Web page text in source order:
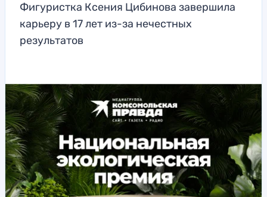
Фигуристка Ксения Цибинова завершила
карьеру в 17 лет из-за нечестных
результатов